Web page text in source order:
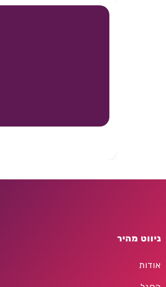
ניווט מהיר
אודות